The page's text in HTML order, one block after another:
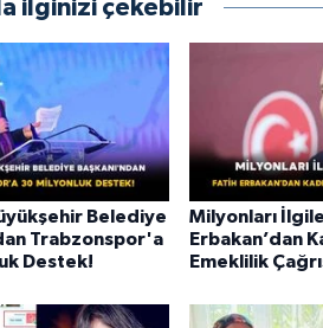
ilginizi çekebilir
Belediye
Trabzonspor'a
Destek!
Milyonları
Erbakan’dan
Emeklilik